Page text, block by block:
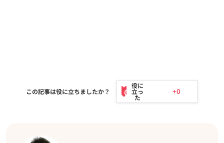
この記事は役に立ちましたか？ +0